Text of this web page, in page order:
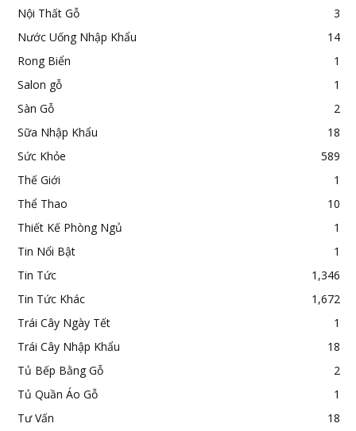
Nội Thất Gỗ
3
Nước Uống Nhập Khẩu
14
Rong Biển
1
Salon gỗ
1
Sàn Gỗ
2
Sữa Nhập Khẩu
18
Sức Khỏe
589
Thế Giới
1
Thể Thao
10
Thiết Kế Phòng Ngủ
1
Tin Nổi Bật
1
Tin Tức
1,346
Tin Tức Khác
1,672
Trái Cây Ngày Tết
1
Trái Cây Nhập Khẩu
18
Tủ Bếp Bằng Gỗ
2
Tủ Quần Áo Gỗ
1
Tư Vấn
18